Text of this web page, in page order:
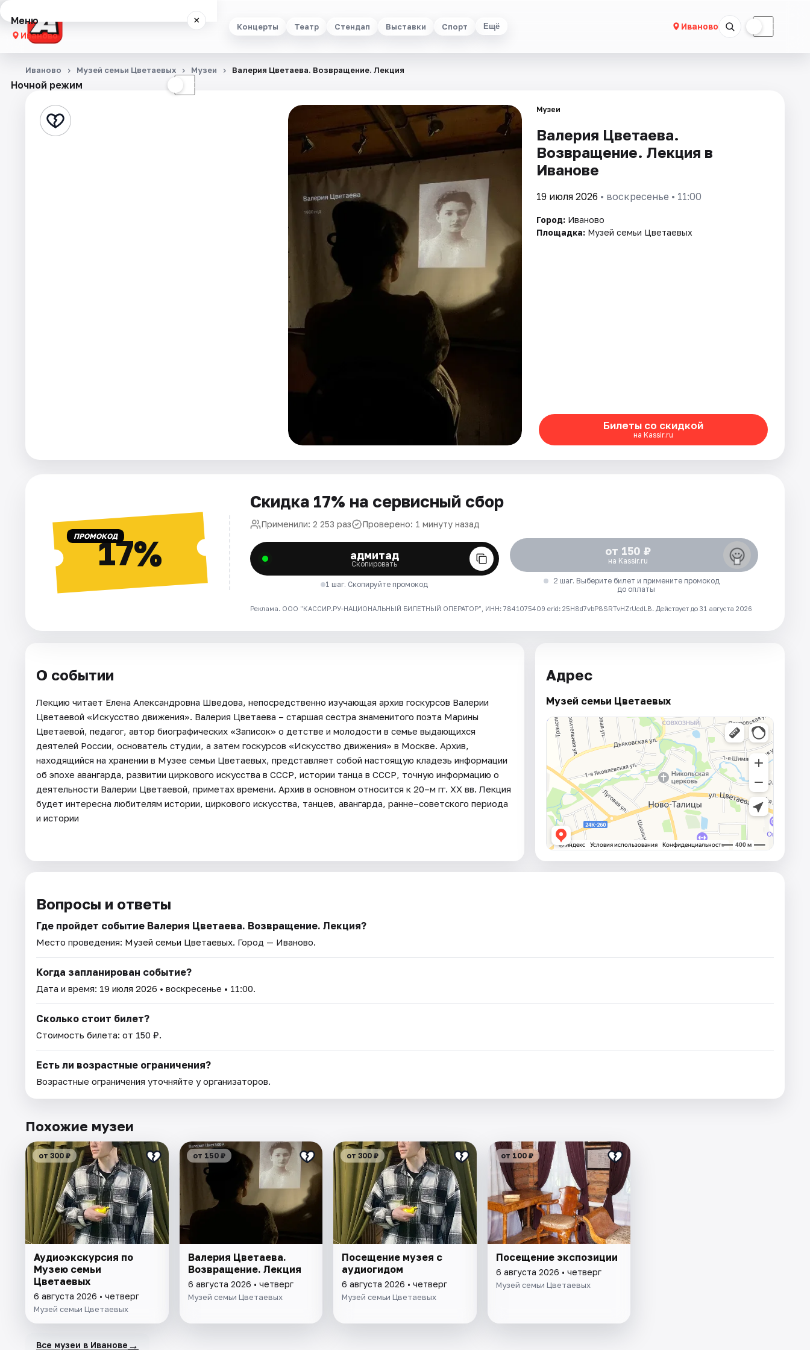
Концерты Театр Стендап Выставки Спорт Ещё Иваново ☾
Меню ×
Иваново
Концерты
Стендап
Ночной режим ☾
Иваново Музей семьи Цветаевых Музеи Валерия Цветаева. Возвращение. Лекция
Музеи
Валерия Цветаева.
Возвращение. Лекция в
Иванове
19 июля 2026 • воскресенье • 11:00
Город: Иваново
Площадка: Музей семьи Цветаевых
Билеты со скидкой
на Kassir.ru
ПРОМОКОД17%
Скидка 17% на сервисный сбор
Применили: 2 253 раз Проверено: 1 минуту назад
адмитад
Скопировать
1 шаг. Скопируйте промокод
от 150 ₽
на Kassir.ru
2 шаг. Выберите билет и примените промокод
до оплаты
Реклама. ООО "КАССИР.РУ-НАЦИОНАЛЬНЫЙ БИЛЕТНЫЙ ОПЕРАТОР", ИНН: 7841075409 erid: 25H8d7vbP8SRTvHZrUcdLB. Действует до 31 августа 2026
О событии
Лекцию читает Елена Александровна Шведова, непосредственно изучающая архив госкурсов Валерии
Цветаевой «Искусство движения». Валерия Цветаева – старшая сестра знаменитого поэта Марины
Цветаевой, педагог, автор биографических «Записок» о детстве и молодости в семье выдающихся
деятелей России, основатель студии, а затем госкурсов «Искусство движения» в Москве. Архив,
находящийся на хранении в Музее семьи Цветаевых, представляет собой настоящую кладезь информации
об эпохе авангарда, развитии циркового искусства в СССР, истории танца в СССР, точную информацию о
деятельности Валерии Цветаевой, приметах времени. Архив в основном относится к 20–м гг. XX вв. Лекция
будет интересна любителям истории, циркового искусства, танцев, авангарда, ранне–советского периода
и истории
Адрес
Музей семьи Цветаевых
Вопросы и ответы
Где пройдет событие Валерия Цветаева. Возвращение. Лекция?
Место проведения: Музей семьи Цветаевых. Город — Иваново.
Когда запланирован событие?
Дата и время: 19 июля 2026 • воскресенье • 11:00.
Сколько стоит билет?
Стоимость билета: от 150 ₽.
Есть ли возрастные ограничения?
Возрастные ограничения уточняйте у организаторов.
Похожие музеи
от 300 ₽
Аудиоэкскурсия по
Музею семьи
Цветаевых
6 августа 2026 • четверг
Музей семьи Цветаевых
от 150 ₽
Валерия Цветаева.
Возвращение. Лекция
6 августа 2026 • четверг
Музей семьи Цветаевых
от 300 ₽
Посещение музея с
аудиогидом
6 августа 2026 • четверг
Музей семьи Цветаевых
от 100 ₽
Посещение экспозиции
6 августа 2026 • четверг
Музей семьи Цветаевых
Все музеи в Иванове →